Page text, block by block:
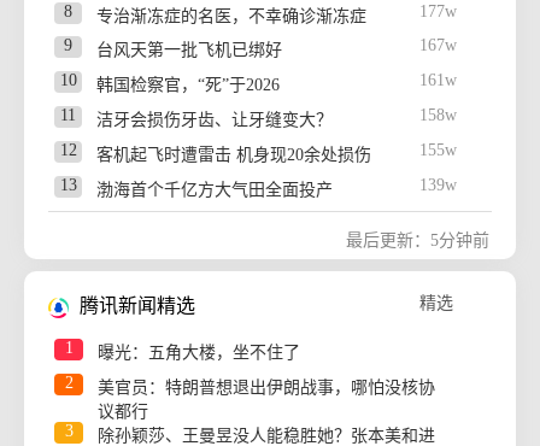
8
专治渐冻症的名医，不幸确诊渐冻症
177w
9
台风天第一批飞机已绑好
167w
10
韩国检察官，“死”于2026
161w
11
洁牙会损伤牙齿、让牙缝变大？
158w
12
客机起飞时遭雷击 机身现20余处损伤
155w
13
渤海首个千亿方大气田全面投产
139w
香港刷新1884年以来最高气温纪录
128w
老人采药煮水 妻子进ICU儿子精神错乱
17
18
穿8850元MiuMiu鞋脚被染黑 官方回应
19
国乒再次无缘冠军赛冠军
122w
20
iPhone 17系列或8月10日起涨价
102w
最后更新：5分钟前
腾讯新闻精选 精选
1
曝光：五角大楼，坐不住了
2
美官员：特朗普想退出伊朗战事，哪怕没核协
议都行
3
除孙颖莎、王曼昱没人能稳胜她？张本美和进